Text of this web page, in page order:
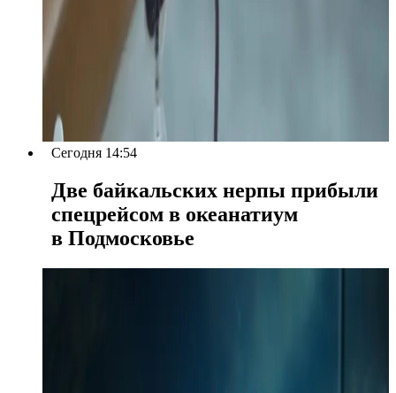
Сегодня 14:54
Две байкальских нерпы прибыли
спецрейсом в океанатиум
в Подмосковье